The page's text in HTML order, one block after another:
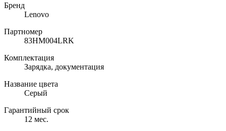
Бренд
Lenovo
Партномер
83HM004LRK
Комплектация
Зарядка, документация
Название цвета
Серый
Гарантийный срок
12 мес.